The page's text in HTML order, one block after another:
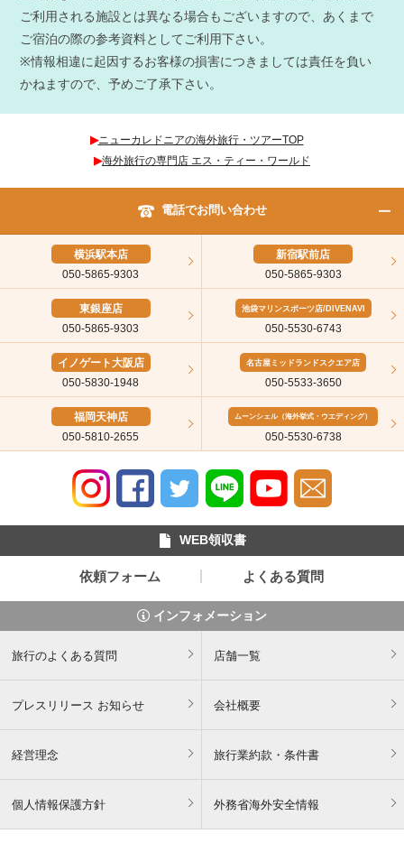
ご利用される施設とは異なる場合もございますので、あくまで
ご宿泊の際の参考資料としてご利用下さい。
※情報相違に起因するお客様の損害につきましては責任を負い
かねますので、予めご了承下さい。
▶︎ニューカレドニアの海外旅行・ツアーTOP
▶︎海外旅行の専門店 エス・ティー・ワールド
電話でお問い合わせ
横浜駅本店
050-5865-9303
新宿駅前店
050-5865-9303
東銀座店
050-5865-9303
池袋マリンスポーツ店/DIVENAVI
050-5530-6743
イノゲート大阪店
050-5830-1948
名古屋ミッドランドスクエア店
050-5533-3650
福岡天神店
050-5810-2655
ムーンシェル（海外挙式・ウエディング）
050-5530-6738
WEB領収書
依頼フォーム よくある質問
インフォメーション
旅行のよくある質問 店舗一覧
プレスリリース お知らせ 会社概要
経営理念 旅行業約款・条件書
個人情報保護方針 外務省海外安全情報